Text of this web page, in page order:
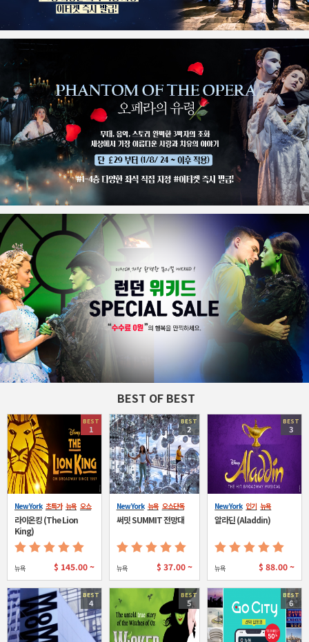
BEST OF BEST
BEST
1
New York 초특가 뉴욕 오쇼
단독
라이온킹 (The Lion
King)
뉴욕 $ 145.00 ~
BEST
2
New York 뉴욕 오쇼단독
써밋 SUMMIT 전망대
뉴욕 $37.00 ~
BEST
3
New York 인기 뉴욕
알라딘 (Aladdin)
뉴욕 $ 88.00 ~
BEST
4
BEST
5
BEST
6